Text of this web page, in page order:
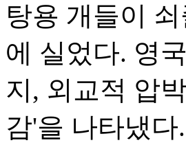
탕용 개들이
에 실었다. 영
지, 외교적 압
감'을 나타냈다.